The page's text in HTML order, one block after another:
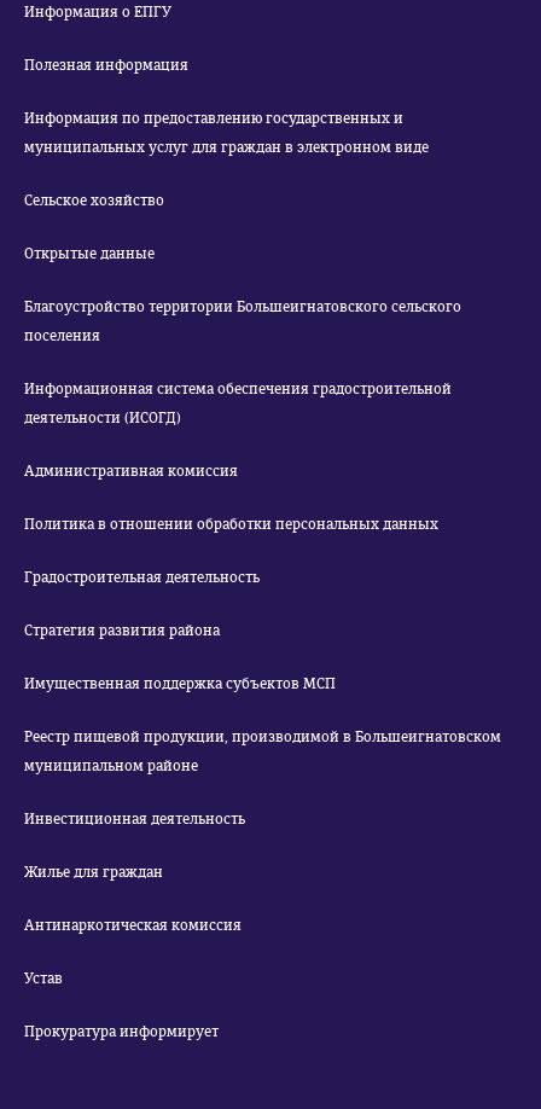
Информация о ЕПГУ
Полезная информация
Информация по предоставлению государственных и
муниципальных услуг для граждан в электронном виде
Сельское хозяйство
Открытые данные
Благоустройство территории Большеигнатовского сельского
поселения
Информационная система обеспечения градостроительной
деятельности (ИСОГД)
Административная комиссия
Политика в отношении обработки персональных данных
Градостроительная деятельность
Стратегия развития района
Имущественная поддержка субъектов МСП
Реестр пищевой продукции, производимой в Большеигнатовском
муниципальном районе
Инвестиционная деятельность
Жилье для граждан
Антинаркотическая комиссия
Устав
Прокуратура информирует